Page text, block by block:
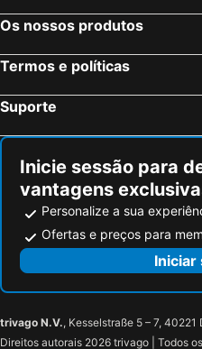
Blue Sea Hotel
Kontokali Bay Resort & Spa
Arion Hotel
Panorama Sidari Hotel
Divani Corfu Palace
Apollonion Asterias Resort & Spa
Almyra Hotel
Villa Stella
Os nossos produtos
Termos e políticas
Suporte
Inicie sessão para
vantagens
Personalize a sua
Ofertas e preços para
Iniciar
trivago N.V., Kesselstraße 5 – 7, 40221
Direitos autorais 2026 trivago | Todos